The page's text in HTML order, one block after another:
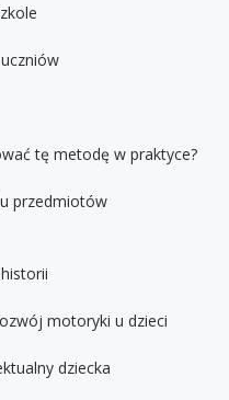
tę metodę w praktyce?
przedmiotów
motoryki u dzieci
dziecka